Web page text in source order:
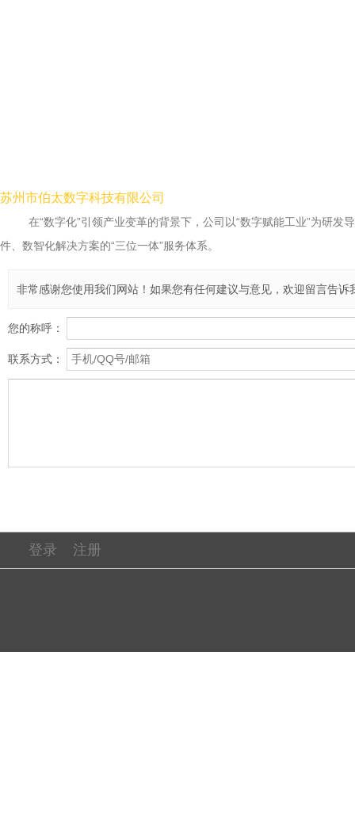
苏州市伯太数字科技有限公司
在“数字化”引领产业变革的背景下，公司以“数字赋能工业”为研
件、数智化解决方案的“三位一体”服务体系。
非常感谢您使用我们网站！如果您有任何建议与意见，欢迎留言告
您的称呼：
联系方式：
登录 注册